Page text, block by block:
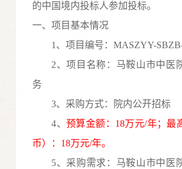
的中国境内投标人参加投标。
一、项目基本情况
1、项目编号：MASZYY-
2、项目名称： 马鞍山市中医
务
3、采购方式：
院内公开招标
4、 预算金额： 18万元/年；最
币）： 18万元/年。
5、采购需求： 马鞍山市中医